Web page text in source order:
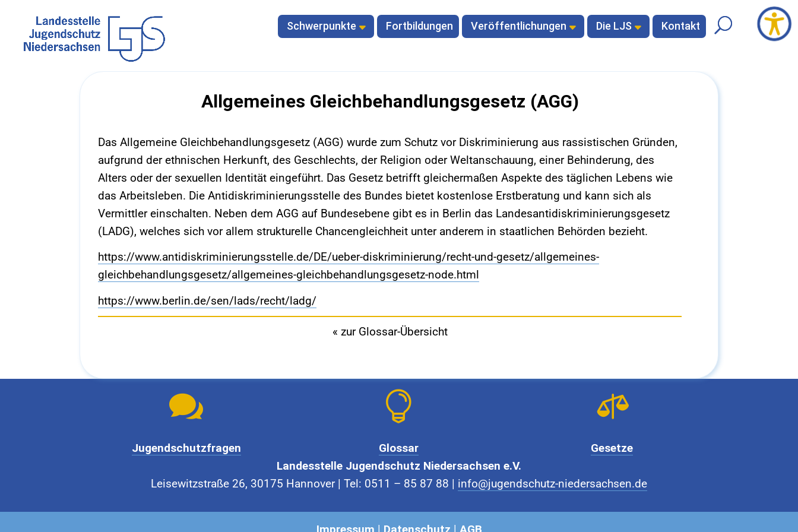
Schwerpunkte Fortbildungen Veröffentlichungen Die LJS Kontakt
Allgemeines Gleichbehandlungsgesetz (AGG)
Das Allgemeine Gleichbehandlungsgesetz (AGG) wurde zum Schutz vor Diskriminierung aus rassistischen Gründen,
aufgrund der ethnischen Herkunft, des Geschlechts, der Religion oder Weltanschauung, einer Behinderung, des
Alters oder der sexuellen Identität eingeführt. Das Gesetz betrifft gleichermaßen Aspekte des täglichen Lebens wie
das Arbeitsleben. Die Antidiskriminierungsstelle des Bundes bietet kostenlose Erstberatung und kann sich als
Vermittler einschalten. Neben dem AGG auf Bundesebene gibt es in Berlin das Landesantidiskriminierungsgesetz
(LADG), welches sich vor allem strukturelle Chancengleichheit unter anderem in staatlichen Behörden bezieht.
https://www.antidiskriminierungsstelle.de/DE/ueber-diskriminierung/recht-und-gesetz/allgemeines-
gleichbehandlungsgesetz/allgemeines-gleichbehandlungsgesetz-node.html
https://www.berlin.de/sen/lads/recht/ladg/
« zur Glossar-Übersicht

Jugendschutzfragen

Glossar

Gesetze
Landesstelle Jugendschutz Niedersachsen e.V.
Leisewitzstraße 26, 30175 Hannover | Tel: 0511 – 85 87 88 | info@jugendschutz-niedersachsen.de